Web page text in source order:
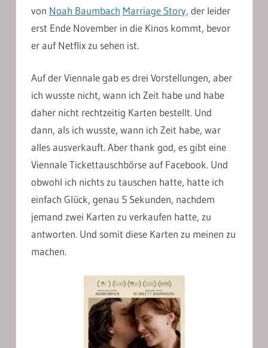
von Noah Baumbach Marriage Story, der leider
erst Ende November in die Kinos kommt, bevor
er auf Netflix zu sehen ist.
Auf der Viennale gab es drei Vorstellungen, aber
ich wusste nicht, wann ich Zeit habe und habe
daher nicht rechtzeitig Karten bestellt. Und
dann, als ich wusste, wann ich Zeit habe, war
alles ausverkauft. Aber thank god, es gibt eine
Viennale Tickettauschbörse auf Facebook. Und
obwohl ich nichts zu tauschen hatte, hatte ich
einfach Glück, genau 5 Sekunden, nachdem
jemand zwei Karten zu verkaufen hatte, zu
antworten. Und somit diese Karten zu meinen zu
machen.